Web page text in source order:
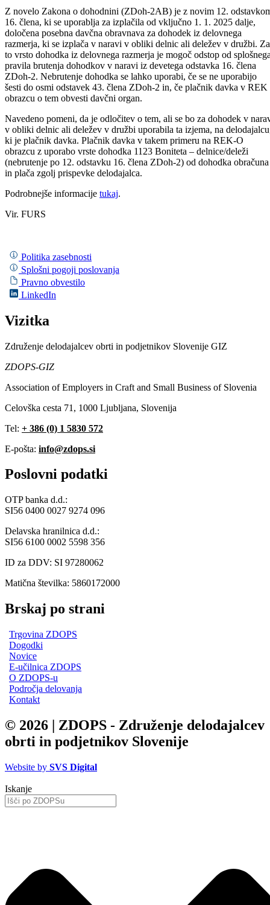
Z novelo Zakona o dohodnini (ZDoh-2AB) je z novim 12.
16. člena, ki se uporablja za izplačila od vključno 1. 1. 2025 dalje,
določena posebna davčna obravnava za dohodek iz delovnega
razmerja, ki se izplača v naravi v obliki delnic ali deležev v družbi. Za
to vrsto dohodka iz delovnega razmerja je mogoč odstop od
pravila brutenja dohodkov v naravi iz devetega odstavka 16. člena
ZDoh-2. Nebrutenje dohodka se lahko uporabi, če se ne uporabijo
šesti do osmi odstavek 43. člena ZDoh-2 in, če plačnik davka v REK
obrazcu o tem obvesti davčni organ.
Navedeno pomeni, da je odločitev o tem, ali se bo za dohodek v
v obliki delnic ali deležev v družbi uporabila ta izjema, na
ki je plačnik davka. Plačnik davka v takem primeru na REK-O
obrazcu z uporabo vrste dohodka 1123 Boniteta – delnice/deleži
(nebrutenje po 12. odstavku 16. člena ZDoh-2) od dohodka obračuna
in plača zgolj prispevke delodajalca.
Podrobnejše informacije tukaj.
Vir. FURS
Politika zasebnosti
Splošni pogoji poslovanja
Pravno obvestilo
LinkedIn
Vizitka
Združenje delodajalcev obrti in podjetnikov Slovenije GIZ
ZDOPS-GIZ
Association of Employers in Craft and Small Business of Slovenia
Celovška cesta 71, 1000 Ljubljana, Slovenija
Tel: + 386 (0) 1 5830 572
E-pošta: info@zdops.si
Poslovni podatki
OTP banka d.d.:
SI56 0400 0027 9274 096
Delavska hranilnica d.d.:
SI56 6100 0002 5598 356
ID za DDV: SI 97280062
Matična številka: 5860172000
Brskaj po strani
Trgovina ZDOPS
Dogodki
Novice
E-učilnica ZDOPS
O ZDOPS-u
Področja delovanja
Kontakt
© 2026 | ZDOPS - Združenje delodajalcev
obrti in podjetnikov Slovenije
Website by SVS Digital
Iskanje